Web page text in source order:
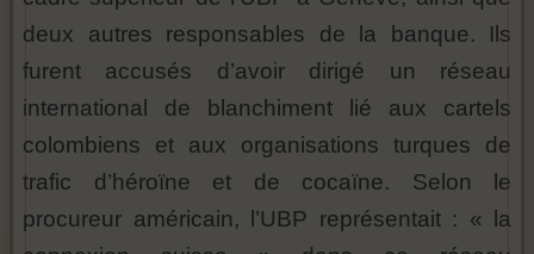
deux autres responsables de la banque. Ils
furent accusés d’avoir dirigé un réseau
international de blanchiment lié aux cartels
colombiens et aux organisations turques de
trafic d’héroïne et de cocaïne. Selon le
procureur américain, l’UBP représentait : « la